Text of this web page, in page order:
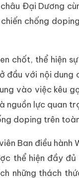
Đại Dương
chống
chốt, thể hiện
với nội dung
vào việc kêu
nguồn lực quan
doping trên
Ban điều hành
thể hiện đầy
những thách